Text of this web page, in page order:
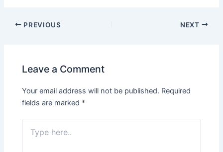
PREVIOUS NEXT
Leave a Comment
Your email address will not be published. Required
fields are marked *
here..